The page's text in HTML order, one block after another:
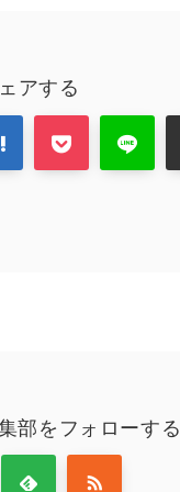
アする
部をフォローする